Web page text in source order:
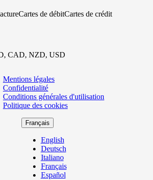
Cartes de débitCartes de crédit
CAD, NZD, USD
Mentions légales
Confidentialité
Conditions générales d'utilisation
Politique des cookies
Français
English
Deutsch
Italiano
Français
Español